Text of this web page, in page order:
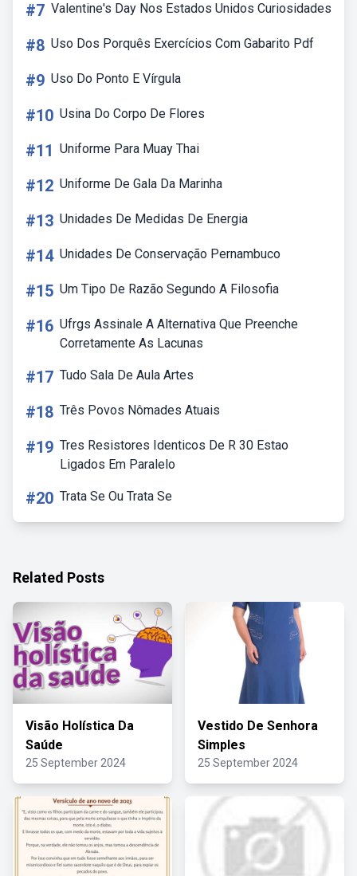
#7 Valentine's Day Nos Estados Unidos Curiosidades
#8 Uso Dos Porquês Exercícios Com Gabarito Pdf
#9 Uso Do Ponto E Vírgula
#10 Usina Do Corpo De Flores
#11 Uniforme Para Muay Thai
#12 Uniforme De Gala Da Marinha
#13 Unidades De Medidas De Energia
#14 Unidades De Conservação Pernambuco
#15 Um Tipo De Razão Segundo A Filosofia
#16 Ufrgs Assinale A Alternativa Que Preenche
Corretamente As Lacunas
#17 Tudo Sala De Aula Artes
#18 Três Povos Nômades Atuais
#19 Tres Resistores Identicos De R 30 Estao
Ligados Em Paralelo
#20 Trata Se Ou Trata Se
Related Posts
Visão Holística Da
Saúde
25 September 2024
Vestido De Senhora
Simples
25 September 2024